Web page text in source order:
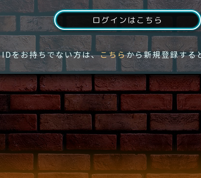
ログインはこちら
をお持ちでない方は、こちらから新規登録する